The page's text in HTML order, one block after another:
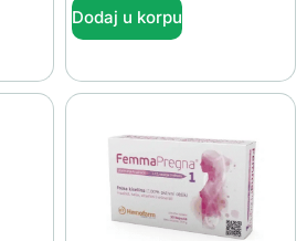
Dodaj u korpu